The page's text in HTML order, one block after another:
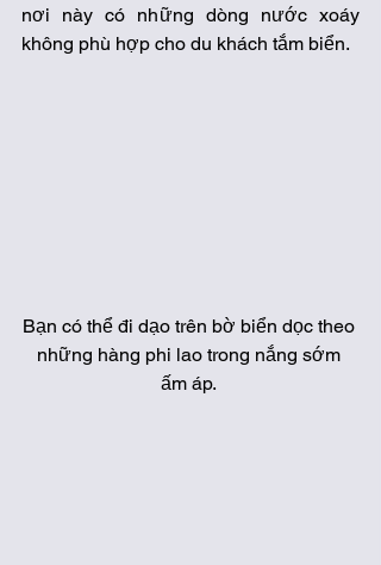
nơi này có những dòng nước xoáy
không phù hợp cho du khách tắm biển.
Bạn có thể đi dạo trên bờ biển dọc theo
những hàng phi lao trong nắng sớm
ấm áp.